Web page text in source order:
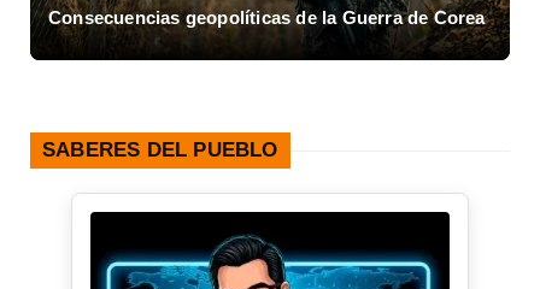
Consecuencias geopolíticas de la Guerra de Corea
SABERES DEL PUEBLO